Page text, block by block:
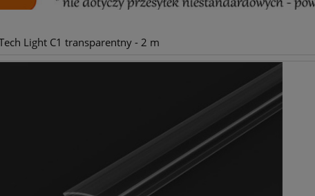
Light C1 transparentny - 2 m